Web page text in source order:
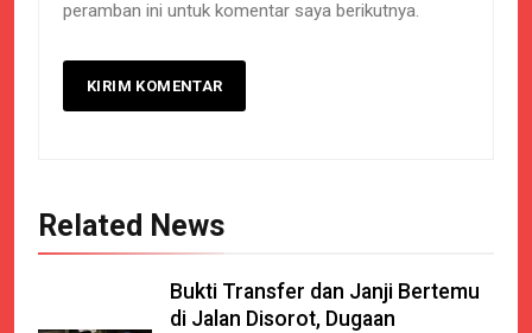
peramban ini untuk komentar saya berikutnya.
Related News
Bukti Transfer dan Janji Bertemu
di Jalan Disorot, Dugaan